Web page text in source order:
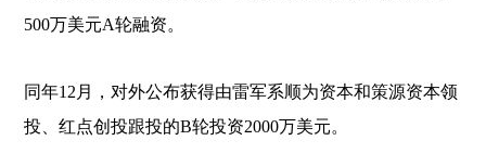
500万美元A轮融资。
同年12月，对外公布获得由雷军系顺为资本和策源资本领
投、红点创投跟投的B轮投资2000万美元。